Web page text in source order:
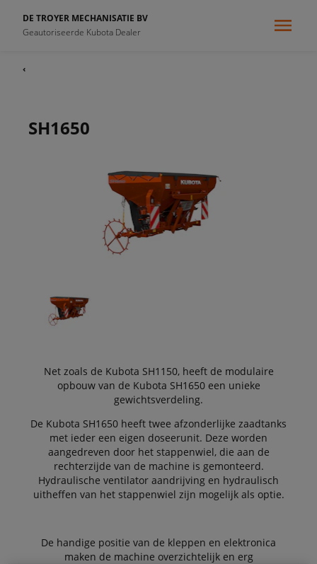
DE TROYER MECHANISATIE BV
Geautoriseerde Kubota Dealer
‹
SH1650
Net zoals de Kubota SH1150, heeft de modulaire
opbouw van de Kubota SH1650 een unieke
gewichtsverdeling.
De Kubota SH1650 heeft twee afzonderlijke zaadtanks
met ieder een eigen doseerunit. Deze worden
aangedreven door het stappenwiel, die aan de
rechterzijde van de machine is gemonteerd.
Hydraulische ventilator aandrijving en hydraulisch
uitheffen van het stappenwiel zijn mogelijk als optie.
De handige positie van de kleppen en elektronica
maken de machine overzichtelijk en erg